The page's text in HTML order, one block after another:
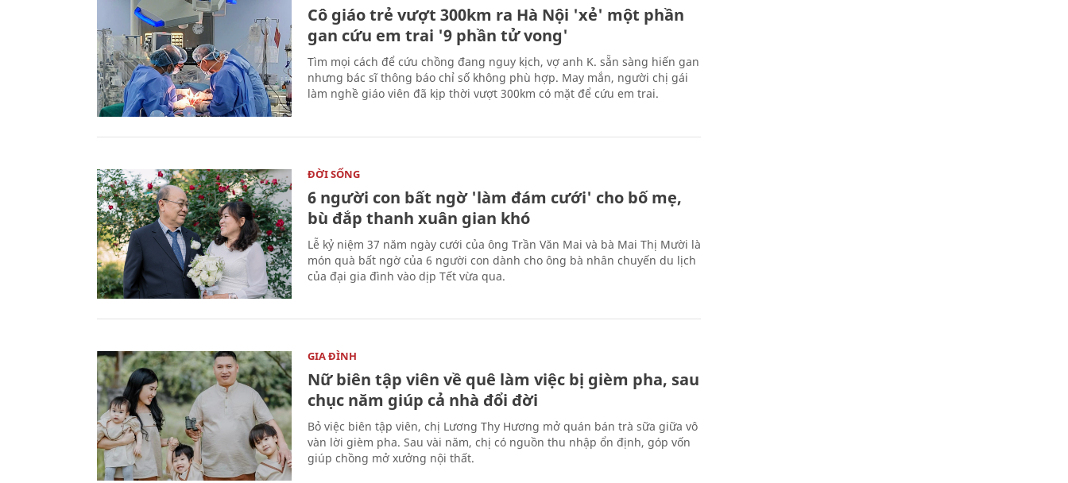
Cô giáo trẻ vượt 300km ra Hà Nội 'xẻ' một phần
gan cứu em trai '9 phần tử vong'
Tìm mọi cách để cứu chồng đang nguy kịch, vợ anh K. sẵn sàng hiến gan
nhưng bác sĩ thông báo chỉ số không phù hợp. May mắn, người chị gái
làm nghề giáo viên đã kịp thời vượt 300km có mặt để cứu em trai.
ĐỜI SỐNG
6 người con bất ngờ 'làm đám cưới' cho bố mẹ,
bù đắp thanh xuân gian khó
Lễ kỷ niệm 37 năm ngày cưới của ông Trần Văn Mai và bà Mai Thị Mười là
món quà bất ngờ của 6 người con dành cho ông bà nhân chuyến du lịch
của đại gia đình vào dịp Tết vừa qua.
GIA ĐÌNH
Nữ biên tập viên về quê làm việc bị gièm pha, sau
chục năm giúp cả nhà đổi đời
Bỏ việc biên tập viên, chị Lương Thy Hương mở quán bán trà sữa giữa vô
vàn lời gièm pha. Sau vài năm, chị có nguồn thu nhập ổn định, góp vốn
giúp chồng mở xưởng nội thất.